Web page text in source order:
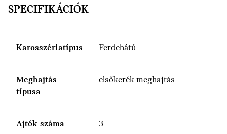
SPECIFIKÁCIÓK
Karosszériatípus Ferdehátú
Meghajtás
típusa
elsőkerék-meghajtás
Ajtók száma 3